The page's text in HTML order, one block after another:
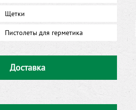
Щетки
Пистолеты для герметика
Доставка